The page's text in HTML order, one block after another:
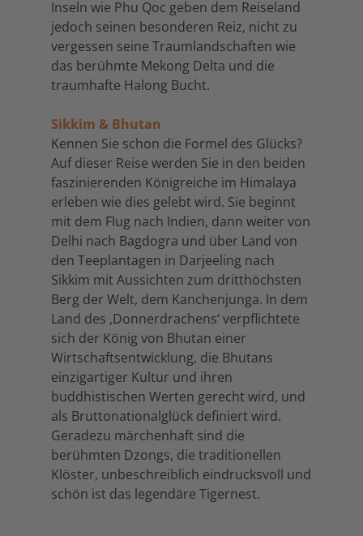
Inseln wie Phu Qoc geben dem Reiseland
jedoch seinen besonderen Reiz, nicht zu
vergessen seine Traumlandschaften wie
das berühmte Mekong Delta und die
traumhafte Halong Bucht.
Sikkim & Bhutan
Kennen Sie schon die Formel des Glücks?
Auf dieser Reise werden Sie in den beiden
faszinierenden Königreiche im Himalaya
erleben wie dies gelebt wird. Sie beginnt
mit dem Flug nach Indien, dann weiter von
Delhi nach Bagdogra und über Land von
den Teeplantagen in Darjeeling nach
Sikkim mit Aussichten zum dritthöchsten
Berg der Welt, dem Kanchenjunga. In dem
Land des ,Donnerdrachens‘ verpflichtete
sich der König von Bhutan einer
Wirtschaftsentwicklung, die Bhutans
einzigartiger Kultur und ihren
buddhistischen Werten gerecht wird, und
als Bruttonationalglück definiert wird.
Geradezu märchenhaft sind die
berühmten Dzongs, die traditionellen
Klöster, unbeschreiblich eindrucksvoll und
schön ist das legendäre Tigernest.